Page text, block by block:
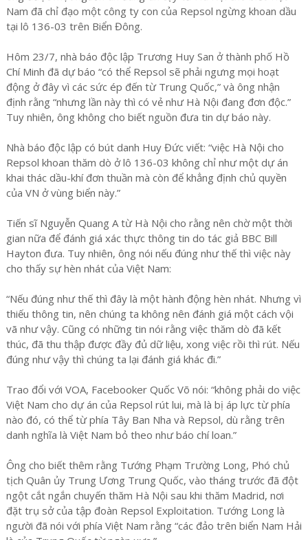
Nam đã chỉ đạo một công ty con của Repsol ngừng khoan dầu
tại lô 136-03 trên Biển Đông.
Hôm 23/7, nhà báo độc lập Trương Huy San ở thành phố Hồ
Chí Minh đã dự báo “có thể Repsol sẽ phải ngưng mọi hoạt
động ở đây vì các sức ép đến từ Trung Quốc,” và ông nhận
định rằng “nhưng lần này thì có vẻ như Hà Nội đang đơn độc.”
Tuy nhiên, ông không cho biết nguồn đưa tin dự báo này.
Nhà báo độc lập có bút danh Huy Đức viết: “việc Hà Nội cho
Repsol khoan thăm dò ở lô 136-03 không chỉ như một dự án
khai thác dầu-khí đơn thuần mà còn để khẳng định chủ quyền
của VN ở vùng biển này.”
Tiến sĩ Nguyễn Quang A từ Hà Nội cho rằng nên chờ một thời
gian nữa để đánh giá xác thực thông tin do tác giả BBC Bill
Hayton đưa. Tuy nhiên, ông nói nếu đúng như thế thì việc này
cho thấy sự hèn nhát của Việt Nam:
“Nếu đúng như thế thì đây là một hành động hèn nhát. Nhưng vì
thiếu thông tin, nên chúng ta không nên đánh giá một cách vội
vã như vậy. Cũng có những tin nói rằng việc thăm dò đã kết
thúc, đã thu thập được đầy đủ dữ liệu, xong việc rồi thì rút. Nếu
đúng như vậy thì chúng ta lại đánh giá khác đi.”
Trao đổi với VOA, Facebooker Quốc Võ nói: “không phải do việc
Việt Nam cho dự án của Repsol rút lui, mà là bị áp lực từ phía
nào đó, có thể từ phía Tây Ban Nha và Repsol, dù rằng trên
danh nghĩa là Việt Nam bỏ theo như báo chí loan.”
Ông cho biết thêm rằng Tướng Phạm Trường Long, Phó chủ
tịch Quân ủy Trung Ương Trung Quốc, vào tháng trước đã đột
ngột cắt ngắn chuyến thăm Hà Nội sau khi thăm Madrid, nơi
đặt trụ sở của tập đoàn Repsol Exploitation. Tướng Long là
người đã nói với phía Việt Nam rằng “các đảo trên biển Nam Hải